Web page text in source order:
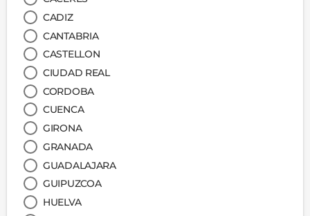
CADIZ
CANTABRIA
CASTELLON
CIUDAD REAL
CORDOBA
CUENCA
GIRONA
GRANADA
GUADALAJARA
GUIPUZCOA
HUELVA